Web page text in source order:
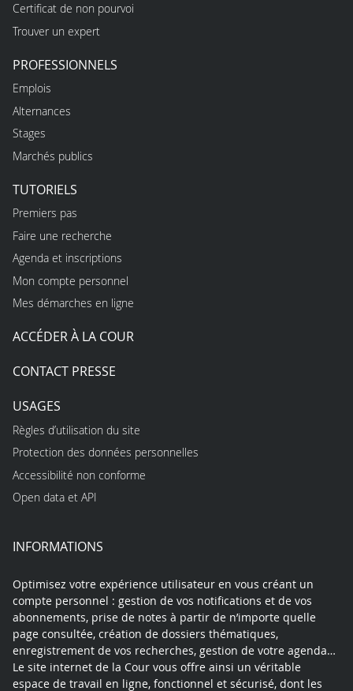
Certificat de non pourvoi
Trouver un expert
PROFESSIONNELS
Emplois
Alternances
Stages
Marchés publics
TUTORIELS
Premiers pas
Faire une recherche
Agenda et inscriptions
Mon compte personnel
Mes démarches en ligne
ACCÉDER À LA COUR
CONTACT PRESSE
USAGES
Règles d’utilisation du site
Protection des données personnelles
Accessibilité non conforme
Open data et API
INFORMATIONS
Optimisez votre expérience utilisateur en vous créant un
compte personnel : gestion de vos notifications et de vos
abonnements, prise de notes à partir de n’importe quelle
page consultée, création de dossiers thématiques,
enregistrement de vos recherches, gestion de votre agenda…
Le site internet de la Cour vous offre ainsi un véritable
espace de travail en ligne, fonctionnel et sécurisé, dont les